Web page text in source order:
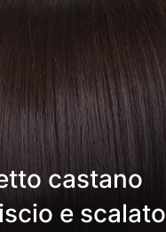
castano
e scalato